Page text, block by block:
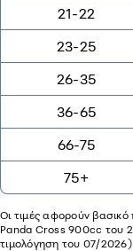
21-22
23-25
26-35
36-65
66-75
75+
Οι τιμές αφορούν βασικό
Panda Cross 900cc του
τιμολόγηση του 07/2026)